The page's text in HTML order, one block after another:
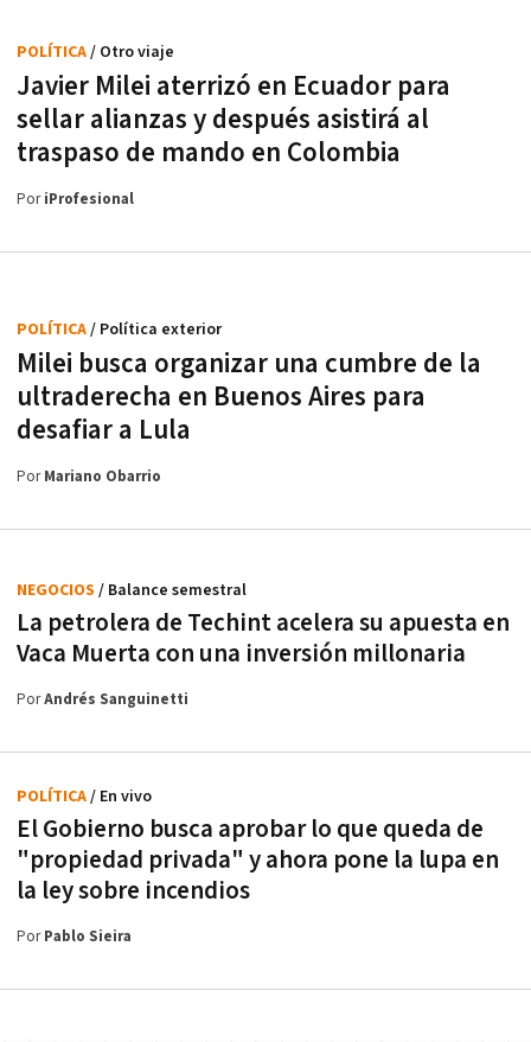
Javier Milei aterrizó en Ecuador para
sellar alianzas y después asistirá al
traspaso de mando en Colombia
POLÍTICA/ Otro viaje
PoriProfesional
Milei busca organizar una cumbre de la
ultraderecha en Buenos Aires para
desafiar a Lula
POLÍTICA/ Política exterior
PorMariano Obarrio
La petrolera de Techint acelera su apuesta en
Vaca Muerta con una inversión millonaria
NEGOCIOS / Balance semestral
PorAndrés Sanguinetti
El Gobierno busca aprobar lo que queda de
"propiedad privada" y ahora pone la lupa en
la ley sobre incendios
POLÍTICA/ En vivo
PorPablo Sieira